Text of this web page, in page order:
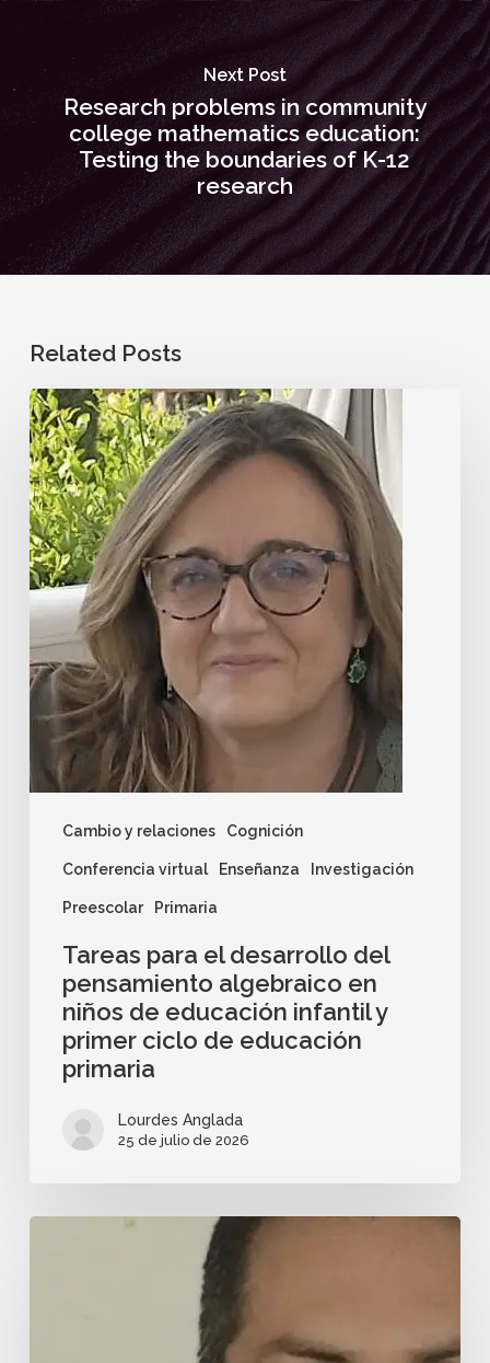
Next Post
Research problems in community
college mathematics education:
Testing the boundaries of K-12
research
Related Posts
Cambio y relaciones Cognición
Conferencia virtual Enseñanza Investigación
Preescolar Primaria
Tareas para el desarrollo del
pensamiento algebraico en
niños de educación infantil y
primer ciclo de educación
primaria
Lourdes Anglada
25 de julio de 2026